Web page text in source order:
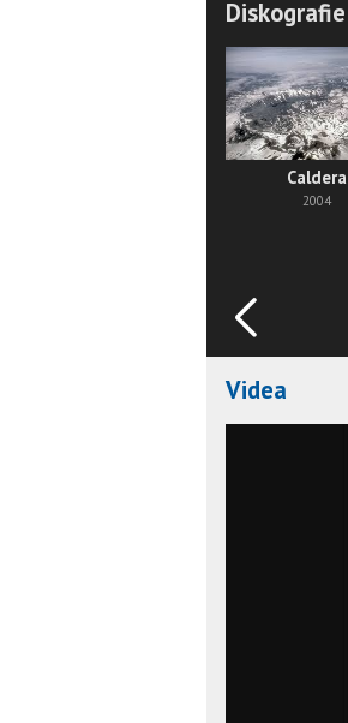
Diskografie
Caldera
2004
Videa